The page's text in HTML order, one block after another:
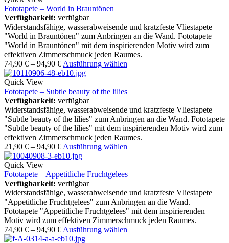
Fototapete – World in Brauntönen
Verfügbarkeit: verfügbar
Widerstandsfähige, wasserabweisende und kratzfeste Vliestapete
"World in Brauntönen" zum Anbringen an die Wand. Fototapete
"World in Brauntönen" mit dem inspirierenden Motiv wird zum
effektiven Zimmerschmuck jeden Raumes.
74,90 € – 94,90 € Ausführung wählen
Quick View
Fototapete – Subtle beauty of the lilies
Verfügbarkeit: verfügbar
Widerstandsfähige, wasserabweisende und kratzfeste Vliestapete
"Subtle beauty of the lilies" zum Anbringen an die Wand. Fototapete
"Subtle beauty of the lilies" mit dem inspirierenden Motiv wird zum
effektiven Zimmerschmuck jeden Raumes.
21,90 € – 94,90 € Ausführung wählen
Quick View
Fototapete – Appetitliche Fruchtgelees
Verfügbarkeit: verfügbar
Widerstandsfähige, wasserabweisende und kratzfeste Vliestapete
"Appetitliche Fruchtgelees" zum Anbringen an die Wand.
Fototapete "Appetitliche Fruchtgelees" mit dem inspirierenden
Motiv wird zum effektiven Zimmerschmuck jeden Raumes.
74,90 € – 94,90 € Ausführung wählen